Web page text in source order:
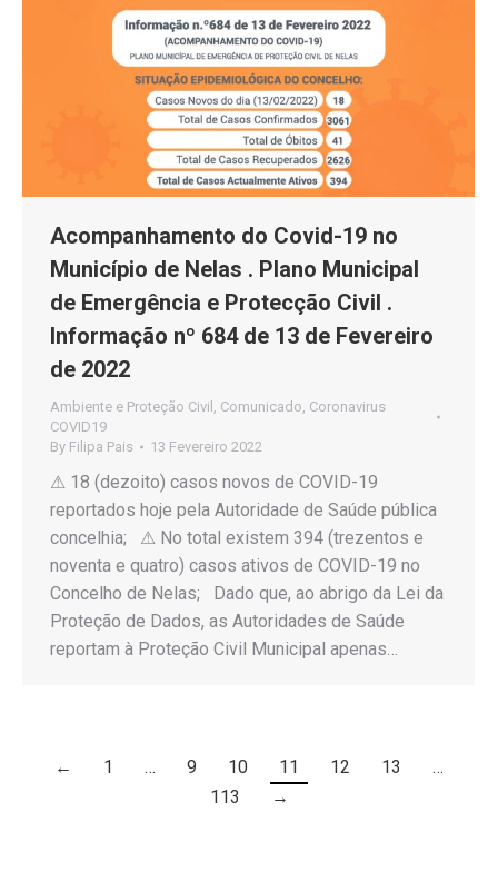
Acompanhamento do Covid-19 no
Município de Nelas . Plano Municipal
de Emergência e Protecção Civil .
Informação nº 684 de 13 de Fevereiro
de 2022
Ambiente e Proteção Civil Comunicado Coronavirus
COVID19
By Filipa Pais 13 Fevereiro 2022
⚠ 18 (dezoito) casos novos de COVID-19
reportados hoje pela Autoridade de Saúde pública
concelhia; ⚠ No total existem 394 (trezentos e
noventa e quatro) casos ativos de COVID-19 no
Concelho de Nelas; Dado que, ao abrigo da Lei da
Proteção de Dados, as Autoridades de Saúde
reportam à Proteção Civil Municipal apenas…
← 1 … 9 10 11 12 13
…
113
→